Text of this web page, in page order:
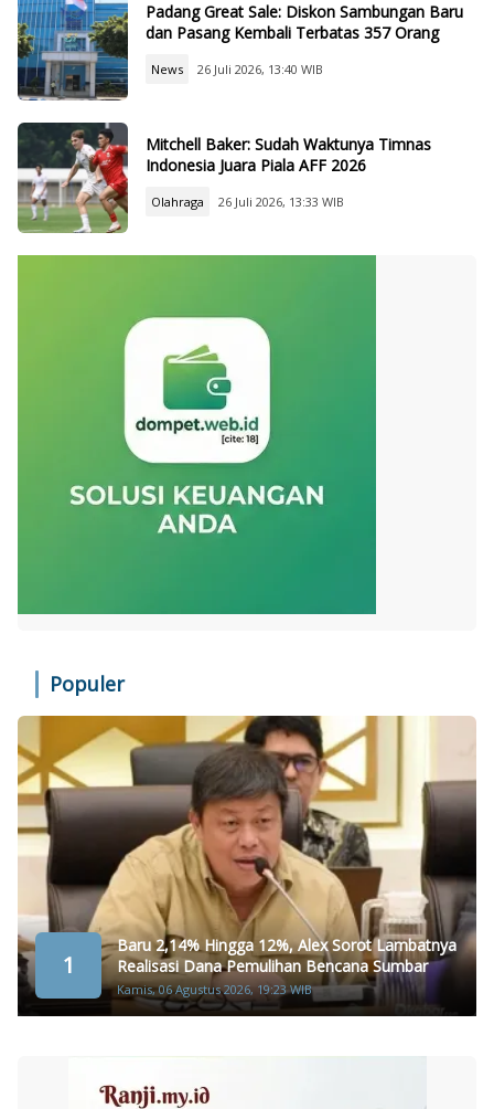
Padang Great Sale: Diskon Sambungan Baru
dan Pasang Kembali Terbatas 357 Orang
News 26 Juli 2026, 13:40 WIB
Mitchell Baker: Sudah Waktunya Timnas
Indonesia Juara Piala AFF 2026
Olahraga 26 Juli 2026, 13:33 WIB
Populer
1
Baru 2,14% Hingga 12%, Alex Sorot Lambatnya
Realisasi Dana Pemulihan Bencana Sumbar
Kamis, 06 Agustus 2026, 19:23 WIB